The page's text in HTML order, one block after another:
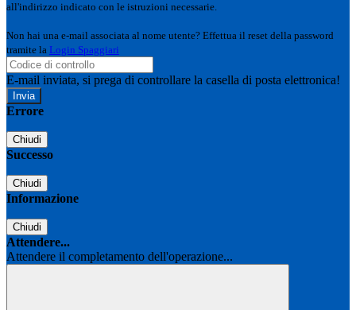
all'indirizzo indicato con le istruzioni necessarie.
Non hai una e-mail associata al nome utente? Effettua il reset della password
tramite la Login Spaggiari
E-mail inviata, si prega di controllare la casella di posta elettronica!
Errore
Chiudi
Successo
Chiudi
Informazione
Chiudi
Attendere...
Attendere il completamento dell'operazione...